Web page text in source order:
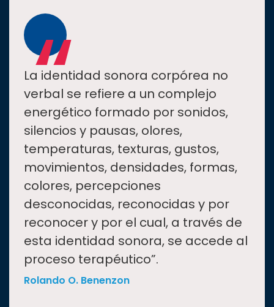
“
La identidad sonora corpórea no
verbal se refiere a un complejo
energético formado por sonidos,
silencios y pausas, olores,
temperaturas, texturas, gustos,
movimientos, densidades, formas,
colores, percepciones
desconocidas, reconocidas y por
reconocer y por el cual, a través de
esta identidad sonora, se accede al
proceso terapéutico”.
Rolando O. Benenzon